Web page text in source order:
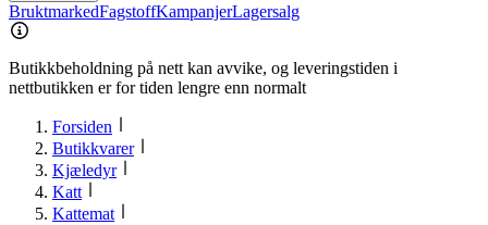
BruktmarkedFagstoffKampanjerLagersalg
Butikkbeholdning på nett kan avvike, og leveringstiden i
nettbutikken er for tiden lengre enn normalt
Forsiden
Butikkvarer
Kjæledyr
Katt
Kattemat